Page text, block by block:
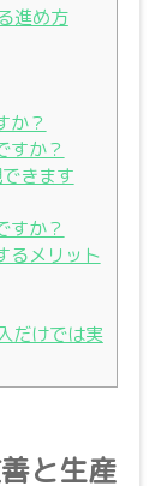
進め方
か？
すか？
きます
すか？
るメリット
だけでは実
と生産